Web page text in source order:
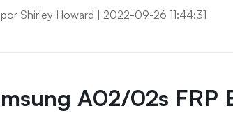
por Shirley Howard 2022-09-26 11:44:31
A02/02s FRP